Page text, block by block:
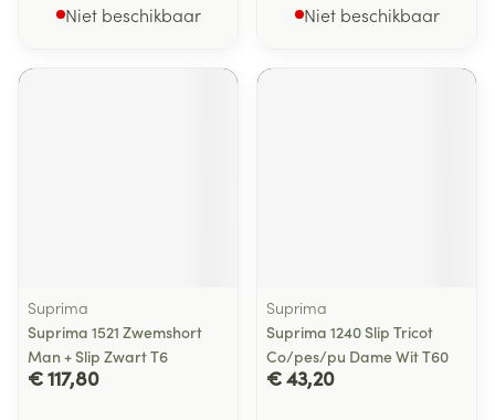
Niet beschikbaar Niet beschikbaar
Suprima
Suprima 1521 Zwemshort
Man + Slip Zwart T6
€ 117,80
Suprima
Suprima 1240 Slip Tricot
Co/pes/pu Dame Wit T60
€ 43,20